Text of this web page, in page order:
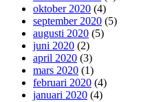
oktober 2020 (4)
september 2020 (5)
augusti 2020 (5)
juni 2020 (2)
april 2020 (3)
mars 2020 (1)
februari 2020 (4)
januari 2020 (4)